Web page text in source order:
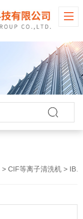
>CIF等离子清洗机 > IBS150CIF离子溅射仪